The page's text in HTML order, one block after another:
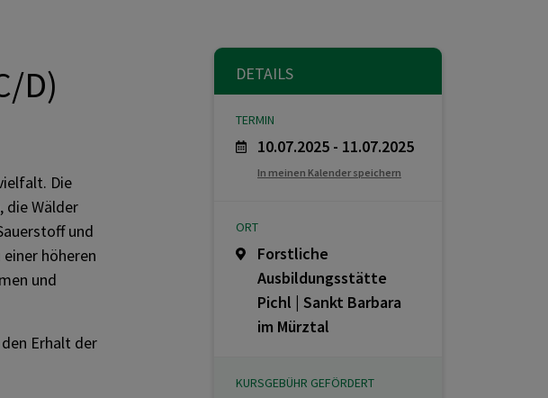
D)
Die
die Wälder
und
höheren
und
Erhalt der
DETAILS
TERMIN
10.07.2025 - 11.07.2025
In meinen Kalender speichern
ORT
Forstliche
Ausbildungsstätte
Pichl | Sankt Barbara
im Mürztal
KURSGEBÜHR GEFÖRDERT